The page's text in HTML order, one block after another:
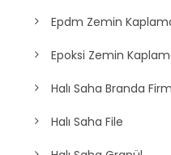
Epdm Zemin
Epoksi Zemin
Halı Saha Branda
Halı Saha File